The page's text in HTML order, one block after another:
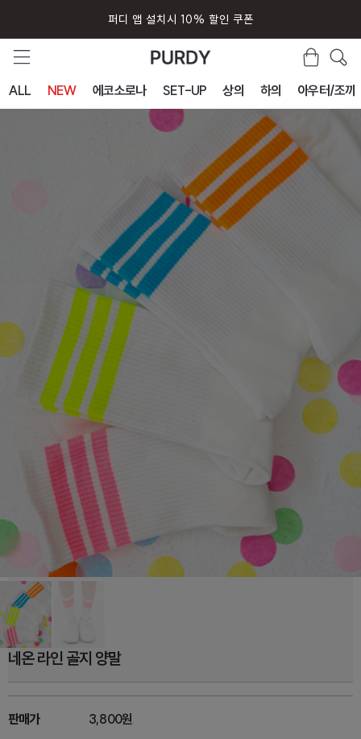
회원가입시 즉시 사용 5000원 쿠폰
ALL NEW 에코소로나 SET-UP 상의 하의 아우터/조끼
네온 라인 골지 양말
판매가
3,800원